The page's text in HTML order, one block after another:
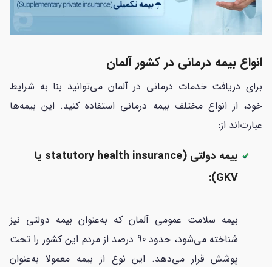
انواع بیمه درمانی در کشور آلمان
برای دریافت خدمات درمانی در آلمان می‌توانید بنا به شرایط
خود، از انواع مختلف بیمه درمانی استفاده کنید. این بیمه‌ها
عبارت‌اند از:
بیمه دولتی (statutory health insurance یا
GKV):
بیمه سلامت عمومی آلمان که به‌عنوان بیمه دولتی نیز
شناخته می‌شود، حدود 90 درصد از مردم این کشور را تحت
پوشش قرار می‌دهد. این نوع از بیمه معمولا به‌عنوان